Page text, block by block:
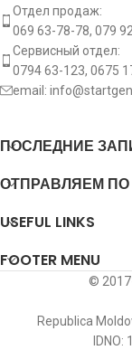
Отдел продаж:
069 63-78-78, 079
Сервисный отдел:
0794 63-123, 0675
email:
ПОСЛЕДНИЕ
ОТПРАВЛЯЕМ
USEFUL LINKS
FOOTER MENU
©
Republica